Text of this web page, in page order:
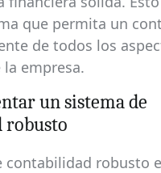
que permita un
de todos los
empresa.
un sistema de
robusto
contabilidad robusto